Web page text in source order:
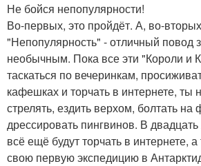
Не бойся непопулярности!
Во-первых, это пройдёт. А, во-
"Непопулярность" - отличный повод
необычным. Пока все эти "Короли и
таскаться по вечеринкам,
кафешках и торчать в интернете, ты
стрелять, ездить верхом, болтать на
дрессировать пингвинов. В
всё ещё будут торчать в интернете,
свою первую экспедицию в